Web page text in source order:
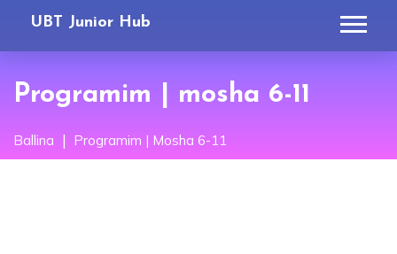
UBT Junior Hub
Programim | mosha 6-11
Ballina Programim | Mosha 6-11